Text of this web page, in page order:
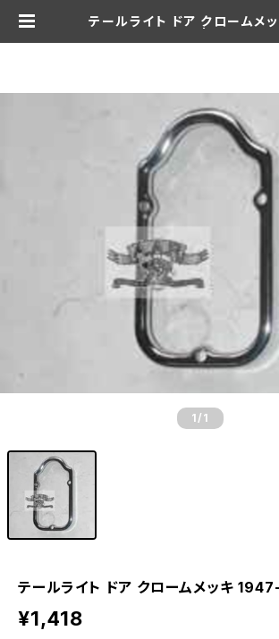
テールライト ドア クロームメッ
1 /1
テールライト ドア クロームメッキ
¥1,418